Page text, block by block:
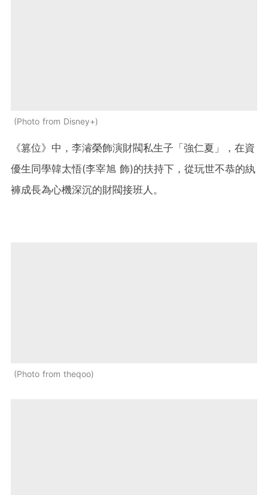
Photo from Disney+
《篡位》中，李濬榮飾演財閥私生子「強仁夏」，在資
優生同學韓太悟(李宰旭 飾)的扶持下，從玩世不恭的紈
褲成長為心機深沉的財閥接班人。
Photo from theqoo